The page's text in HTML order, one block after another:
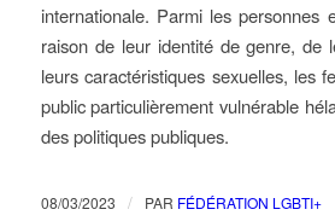
internationale. Parmi les personnes
raison de leur identité de genre, de
leurs caractéristiques sexuelles, les
public particulièrement vulnérable
des politiques publiques.
08/03/2023 / PAR FÉDÉRATION LGBTI+